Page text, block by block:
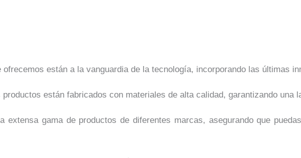
ofrecemos están a la vanguardia de la tecnología, incorporando las últimas
productos están fabricados con materiales de alta calidad, garantizando una
extensa gama de productos de diferentes marcas, asegurando que